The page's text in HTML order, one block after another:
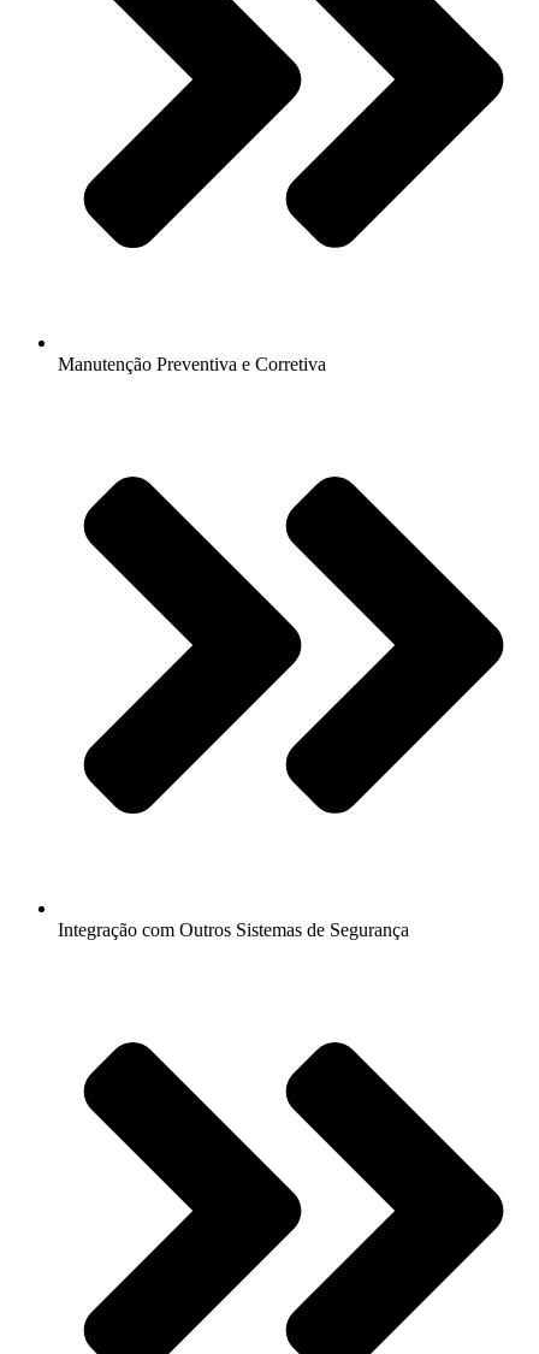
Manutenção Preventiva e Corretiva
Integração com Outros Sistemas de Segurança